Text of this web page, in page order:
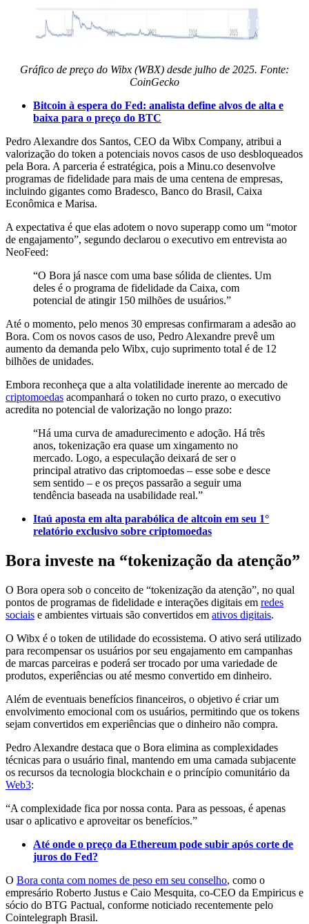
Gráfico de preço do Wibx (WBX) desde julho de 2025. Fonte:
CoinGecko
Bitcoin à espera do Fed: analista define alvos de alta e
baixa para o preço do BTC
Pedro Alexandre dos Santos, CEO da Wibx Company, atribui a
valorização do token a potenciais novos casos de uso desbloqueados
pela Bora. A parceria é estratégica, pois a Minu.co desenvolve
programas de fidelidade para mais de uma centena de empresas,
incluindo gigantes como Bradesco, Banco do Brasil, Caixa
Econômica e Marisa.
A expectativa é que elas adotem o novo superapp como um “motor
de engajamento”, segundo declarou o executivo em entrevista ao
NeoFeed:
“O Bora já nasce com uma base sólida de clientes. Um
deles é o programa de fidelidade da Caixa, com
potencial de atingir 150 milhões de usuários.”
Até o momento, pelo menos 30 empresas confirmaram a adesão ao
Bora. Com os novos casos de uso, Pedro Alexandre prevê um
aumento da demanda pelo Wibx, cujo suprimento total é de 12
bilhões de unidades.
Embora reconheça que a alta volatilidade inerente ao mercado de
criptomoedas acompanhará o token no curto prazo, o executivo
acredita no potencial de valorização no longo prazo:
“Há uma curva de amadurecimento e adoção. Há três
anos, tokenização era quase um xingamento no
mercado. Logo, a especulação deixará de ser o
principal atrativo das criptomoedas – esse sobe e desce
sem sentido – e os preços passarão a seguir uma
tendência baseada na usabilidade real.”
Itaú aposta em alta parabólica de altcoin em seu 1°
relatório exclusivo sobre criptomoedas
Bora investe na “tokenização da atenção”
O Bora opera sob o conceito de “tokenização da atenção”, no qual
pontos de programas de fidelidade e interações digitais em redes
sociais e ambientes virtuais são convertidos em ativos digitais.
O Wibx é o token de utilidade do ecossistema. O ativo será utilizado
para recompensar os usuários por seu engajamento em campanhas
de marcas parceiras e poderá ser trocado por uma variedade de
produtos, experiências ou até mesmo convertido em dinheiro.
Além de eventuais benefícios financeiros, o objetivo é criar um
envolvimento emocional com os usuários, permitindo que os tokens
sejam convertidos em experiências que o dinheiro não compra.
Pedro Alexandre destaca que o Bora elimina as complexidades
técnicas para o usuário final, mantendo em uma camada subjacente
os recursos da tecnologia blockchain e o princípio comunitário da
Web3:
“A complexidade fica por nossa conta. Para as pessoas, é apenas
usar o aplicativo e aproveitar os benefícios.”
Até onde o preço da Ethereum pode subir após corte de
juros do Fed?
O Bora conta com nomes de peso em seu conselho, como o
empresário Roberto Justus e Caio Mesquita, co-CEO da Empiricus e
sócio do BTG Pactual, conforme noticiado recentemente pelo
Cointelegraph Brasil.